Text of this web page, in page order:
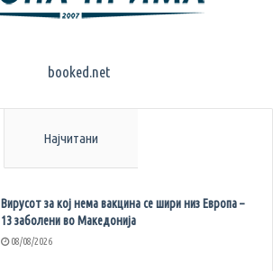
Најчитани
Вирусот за кој нема вакцина се шири низ Европа –
13 заболени во Македонија
08/08/2026